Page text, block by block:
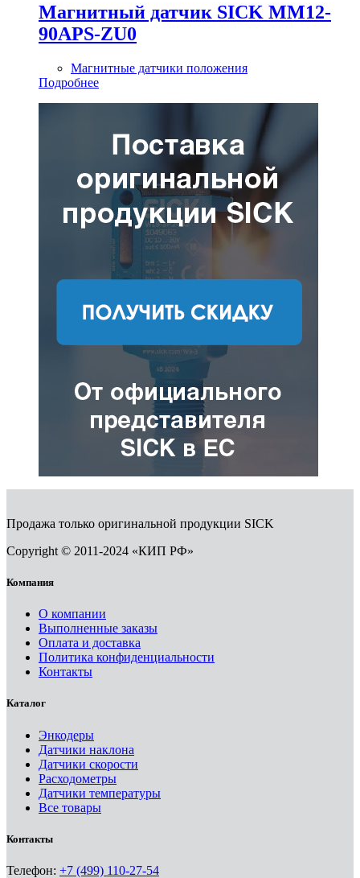
Магнитный датчик SICK MM12-
90APS-ZU0
Магнитные датчики положения
Подробнее
Продажа только оригинальной продукции SICK
Copyright © 2011-2024 «КИП РФ»
Компания
О компании
Выполненные заказы
Оплата и доставка
Политика конфиденциальности
Контакты
Каталог
Энкодеры
Датчики наклона
Датчики скорости
Расходометры
Датчики температуры
Все товары
Контакты
Телефон: +7 (499) 110-27-54